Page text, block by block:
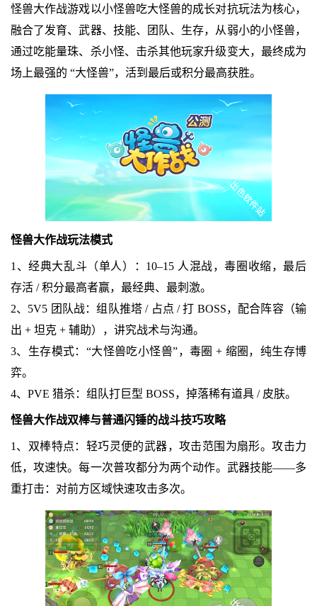
怪兽大作战游戏以小怪兽吃大怪兽的成长对抗玩法为核心，
融合了发育、武器、技能、团队、生存，从弱小的小怪兽，
通过吃能量珠、杀小怪、击杀其他玩家升级变大，最终成为
场上最强的 “大怪兽”，活到最后或积分最高获胜。
怪兽大作战玩法模式
1、经典大乱斗（单人）：10–15 人混战，毒圈收缩，最后
存活 / 积分最高者赢，最经典、最刺激。
2、5V5 团队战：组队推塔 / 占点 / 打 BOSS，配合阵容（输
出 + 坦克 + 辅助），讲究战术与沟通。
3、生存模式：“大怪兽吃小怪兽”，毒圈 + 缩圈，纯生存博
弈。
4、PVE 猎杀：组队打巨型 BOSS，掉落稀有道具 / 皮肤。
怪兽大作战双棒与普通闪锤的战斗技巧攻略
1、双棒特点：轻巧灵便的武器，攻击范围为扇形。攻击力
低，攻速快。每一次普攻都分为两个动作。武器技能——多
重打击：对前方区域快速攻击多次。